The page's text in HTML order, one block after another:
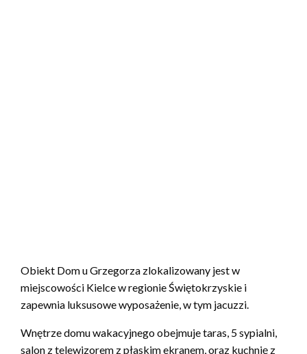
Obiekt Dom u Grzegorza zlokalizowany jest w
miejscowości Kielce w regionie Świętokrzyskie i
zapewnia luksusowe wyposażenie, w tym jacuzzi.
Wnętrze domu wakacyjnego obejmuje taras, 5 sypialni,
salon z telewizorem z płaskim ekranem, oraz kuchnię z